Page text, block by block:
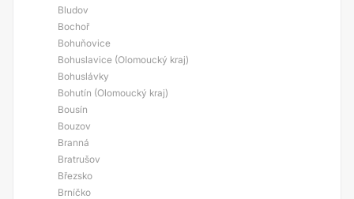
Bludov
Bochoř
Bohuňovice
Bohuslavice (Olomoucký kraj)
Bohuslávky
Bohutín (Olomoucký kraj)
Bousín
Bouzov
Branná
Bratrušov
Březsko
Brníčko